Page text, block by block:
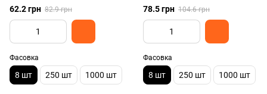
62.2 грн 82.9 грн
Фасовка
8 шт 250 шт 1000 шт
78.5 грн 104.6 грн
Фасовка
8 шт 250 шт 1000 шт